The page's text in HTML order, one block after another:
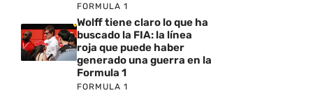
FORMULA 1
Wolff tiene claro lo que ha
buscado la FIA: la línea
roja que puede haber
generado una guerra en la
Formula 1
FORMULA 1